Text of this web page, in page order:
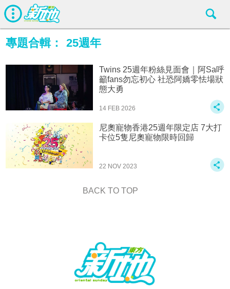
專題合輯： 25週年
Twins 25週年粉絲見面會｜阿Sa呼
籲fans勿忘初心 社恐阿嬌零怯場狀
態大勇
14 FEB 2026
尼奧寵物香港25週年限定店 7大打
卡位5隻尼奧寵物限時回歸
22 NOV 2023
BACK TO TOP